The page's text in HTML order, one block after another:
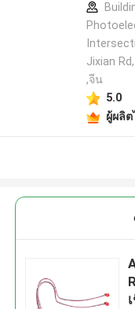
Jixian
,จีน
5.0
ผู้ผลิ